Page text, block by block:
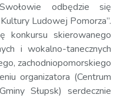
odbędzie się
Ludowej Pomorza”.
konkursu skierowanego
i wokalno-tanecznych
zachodniopomorskiego
organizatora (Centrum
Słupsk) serdecznie